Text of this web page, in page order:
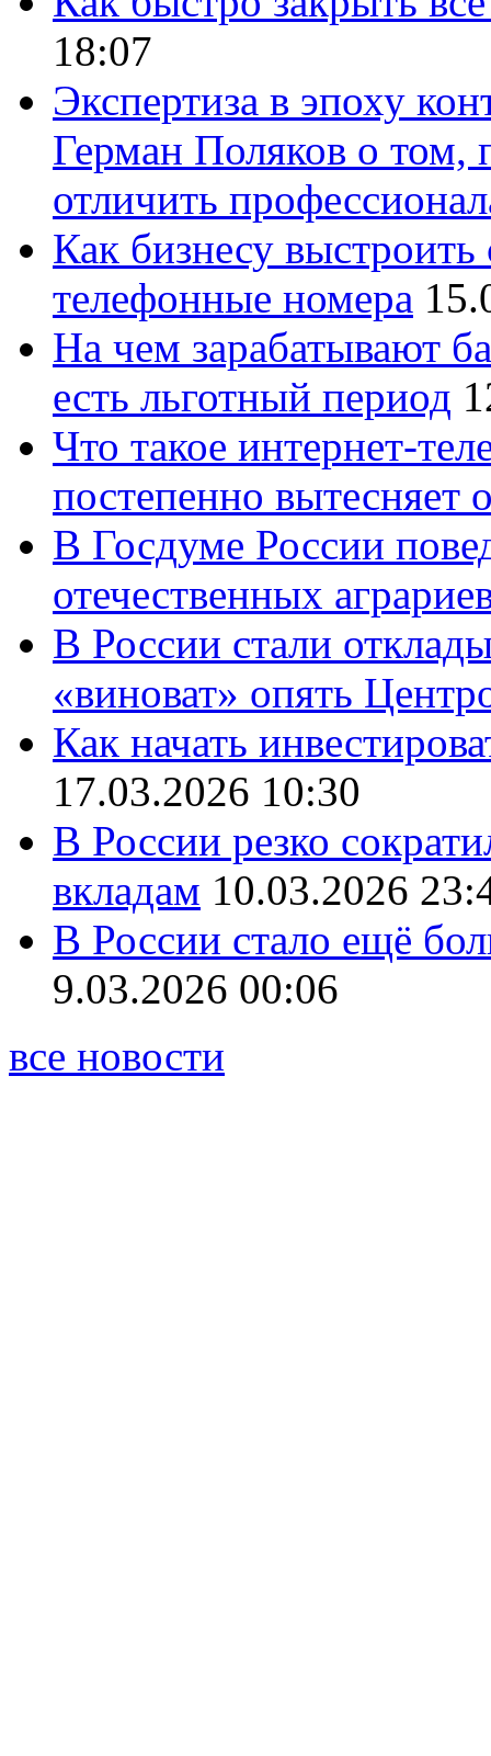
18:07
Экспертиза в эпоху
Герман Поляков о том,
отличить
Как бизнесу
телефонные номера
На чем зарабатывают
есть льготный период
Что такое интернет-
постепенно вытесняет
В Госдуме России
отечественных
В России стали
«виноват» опять
Как начать
17.03.2026 10:30
В России резко
вкладам 10.03.2026
В России стало ещё
9.03.2026 00:06
все новости